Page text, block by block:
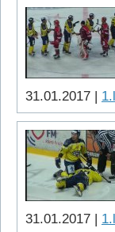
31.01.2017 |
31.01.2017 |